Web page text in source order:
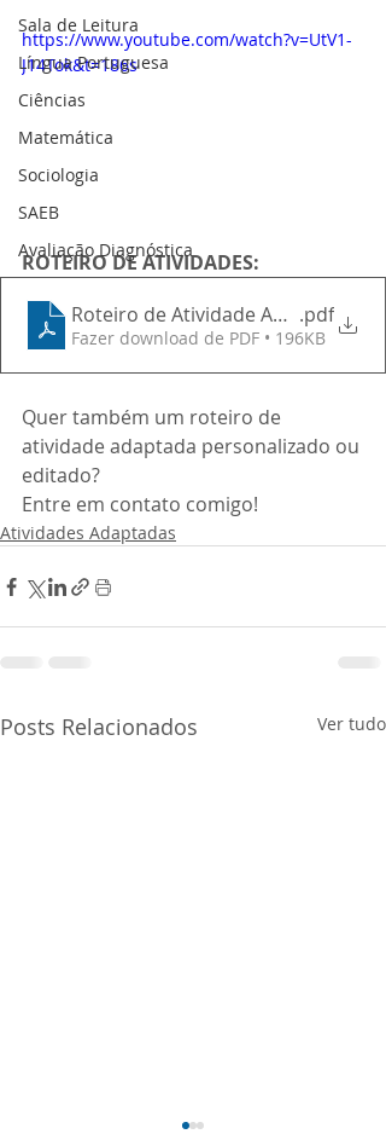
Sala de Leitura
Língua Portuguesa
Ciências
Matemática
Sociologia
SAEB
Avaliação Diagnóstica
https://www.youtube.com/watch?v=UtV1-
J14Tok&t=186s
ROTEIRO DE ATIVIDADES:
Roteiro de Atividade Adaptada
.pdf
Fazer download de PDF • 196KB
Quer também um roteiro de
atividade adaptada personalizado ou
editado?
Entre em contato comigo!
Atividades Adaptadas
Posts Relacionados Ver tudo